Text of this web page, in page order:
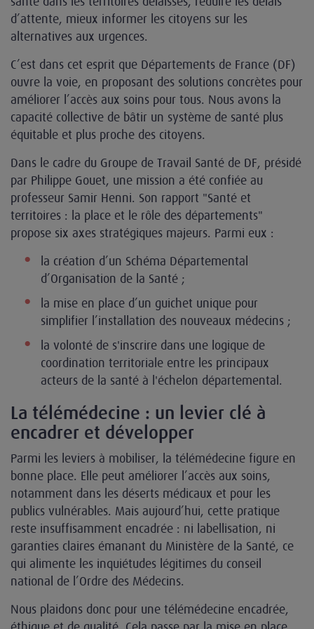
d’attente, mieux informer les citoyens sur les
alternatives aux urgences.
C’est dans cet esprit que Départements de France (DF)
ouvre la voie, en proposant des solutions concrètes pour
améliorer l’accès aux soins pour tous. Nous avons la
capacité collective de bâtir un système de santé plus
équitable et plus proche des citoyens.
Dans le cadre du Groupe de Travail Santé de DF, présidé
par Philippe Gouet, une mission a été confiée au
professeur Samir Henni. Son rapport "Santé et
territoires : la place et le rôle des départements"
propose six axes stratégiques majeurs. Parmi eux :
la création d’un Schéma Départemental
d’Organisation de la Santé ;
la mise en place d’un guichet unique pour
simplifier l’installation des nouveaux médecins ;
la volonté de s'inscrire dans une logique de
coordination territoriale entre les principaux
acteurs de la santé à l'échelon départemental.
La télémédecine : un levier clé à
encadrer et développer
Parmi les leviers à mobiliser, la télémédecine figure en
bonne place. Elle peut améliorer l’accès aux soins,
notamment dans les déserts médicaux et pour les
publics vulnérables. Mais aujourd’hui, cette pratique
reste insuffisamment encadrée : ni labellisation, ni
garanties claires émanant du Ministère de la Santé, ce
qui alimente les inquiétudes légitimes du conseil
national de l’Ordre des Médecins.
Nous plaidons donc pour une télémédecine encadrée,